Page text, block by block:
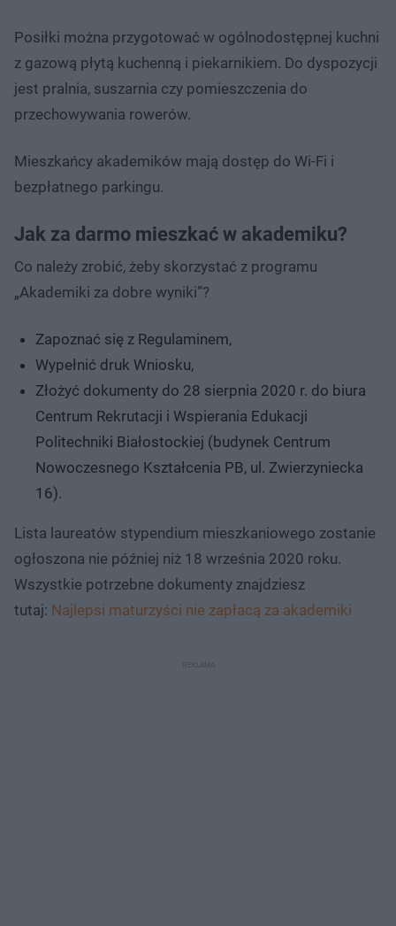
Posiłki można przygotować w ogólnodostępnej kuchni
z gazową płytą kuchenną i piekarnikiem. Do dyspozycji
jest pralnia, suszarnia czy pomieszczenia do
przechowywania rowerów.
Mieszkańcy akademików mają dostęp do Wi-Fi i
bezpłatnego parkingu.
Jak za darmo mieszkać w akademiku?
Co należy zrobić, żeby skorzystać z programu
„Akademiki za dobre wyniki”?
Zapoznać się z Regulaminem,
Wypełnić druk Wniosku,
Złożyć dokumenty do 28 sierpnia 2020 r. do biura
Centrum Rekrutacji i Wspierania Edukacji
Politechniki Białostockiej (budynek Centrum
Nowoczesnego Kształcenia PB, ul. Zwierzyniecka
16).
Lista laureatów stypendium mieszkaniowego zostanie
ogłoszona nie później niż 18 września 2020 roku.
Wszystkie potrzebne dokumenty znajdziesz
tutaj: Najlepsi maturzyści nie zapłacą za akademiki